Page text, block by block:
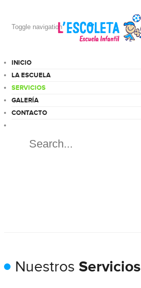
Toggle navigation
INICIO
LA ESCUELA
SERVICIOS
GALERÍA
CONTACTO
Nuestros Servicios